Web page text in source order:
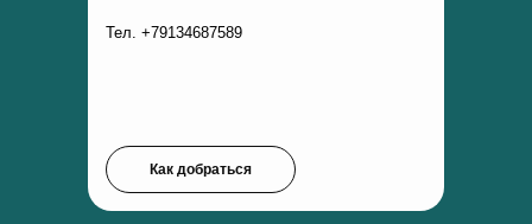
Тел. +79134687589
Как добраться